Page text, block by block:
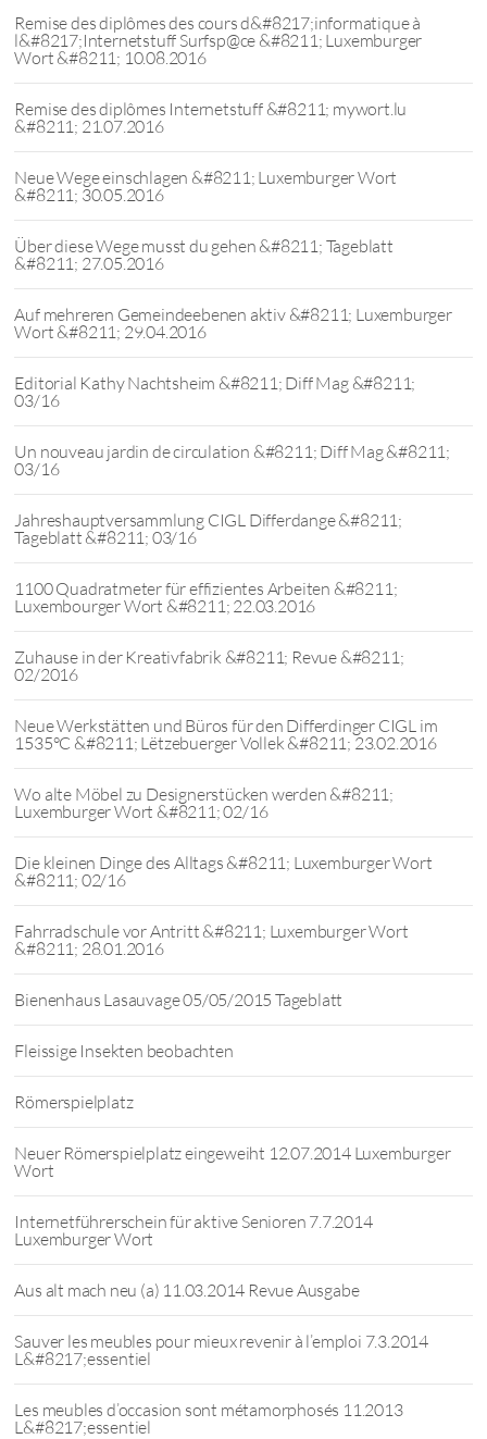
Remise des diplômes des cours d&#8217;informatique à
l&#8217;Internetstuff Surfsp@ce &#8211; Luxemburger
Wort &#8211; 10.08.2016
Remise des diplômes Internetstuff &#8211; mywort.lu
&#8211; 21.07.2016
Neue Wege einschlagen &#8211; Luxemburger Wort
&#8211; 30.05.2016
Über diese Wege musst du gehen &#8211; Tageblatt
&#8211; 27.05.2016
Auf mehreren Gemeindeebenen aktiv &#8211; Luxemburger
Wort &#8211; 29.04.2016
Editorial Kathy Nachtsheim &#8211; Diff Mag &#8211;
03/16
Un nouveau jardin de circulation &#8211; Diff Mag &#8211;
03/16
Jahreshauptversammlung CIGL Differdange &#8211;
Tageblatt &#8211; 03/16
1100 Quadratmeter für effizientes Arbeiten &#8211;
Luxembourger Wort &#8211; 22.03.2016
Zuhause in der Kreativfabrik &#8211; Revue &#8211;
02/2016
Neue Werkstätten und Büros für den Differdinger CIGL im
1535°C &#8211; Lëtzebuerger Vollek &#8211; 23.02.2016
Wo alte Möbel zu Designerstücken werden &#8211;
Luxemburger Wort &#8211; 02/16
Die kleinen Dinge des Alltags &#8211; Luxemburger Wort
&#8211; 02/16
Fahrradschule vor Antritt &#8211; Luxemburger Wort
&#8211; 28.01.2016
Bienenhaus Lasauvage 05/05/2015 Tageblatt
Fleissige Insekten beobachten
Römerspielplatz
Neuer Römerspielplatz eingeweiht 12.07.2014 Luxemburger
Wort
Internetführerschein für aktive Senioren 7.7.2014
Luxemburger Wort
Aus alt mach neu (a) 11.03.2014 Revue Ausgabe
Sauver les meubles pour mieux revenir à l’emploi 7.3.2014
L&#8217;essentiel
Les meubles d’occasion sont métamorphosés 11.2013
L&#8217;essentiel